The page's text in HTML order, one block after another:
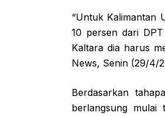
“Untuk Kalimantan
10 persen dari
Kaltara dia harus
News, Senin (29/4/
Berdasarkan
berlangsung mulai